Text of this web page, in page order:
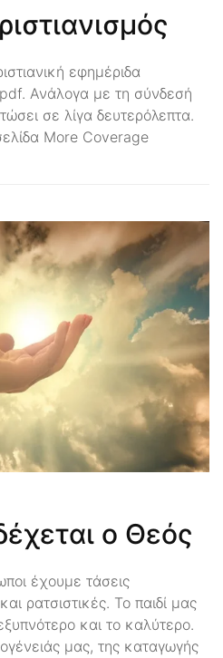
εφημέριδα
Ανάλογα με τη σύνδεσή
σε λίγα δευτερόλεπτα.
More Coverage
ο Θεός
έχουμε τάσεις
ρατσιστικές. Το παιδί μας
και το καλύτερο.
μας, της καταγωγής